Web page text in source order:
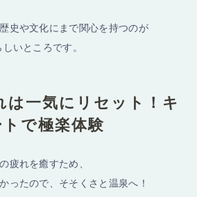
史や文化にまで関心を持つのが
いところです。
一気にリセット！キ
で極楽体験
疲れを癒すため、
ったので、そそくさと温泉へ！